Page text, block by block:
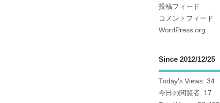
投稿フィード
コメントフィード
WordPress.org
Since 2012/12/25
Today's Views: 34
今日の閲覧者: 17